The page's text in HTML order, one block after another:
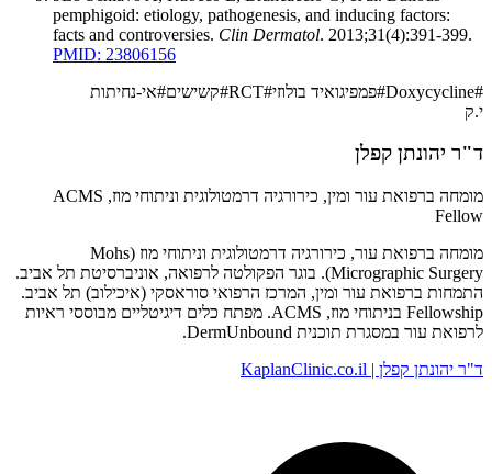
pemphigoid: etiology, pathogenesis, and inducing factors:
facts and controversies. Clin Dermatol. 2013;31(4):391-399.
PMID: 23806156
#
Doxycycline
#פמפיגואיד בולוזי#
RCT
#קשישים#אי-נחיתות
י.ק
ד"ר יהונתן קפלן
מומחה ברפואת עור ומין, כירורגיה דרמטולוגית וניתוחי מוז, ACMS
Fellow
מומחה ברפואת עור, כירורגיה דרמטולוגית וניתוחי מוז (Mohs
Micrographic Surgery). בוגר הפקולטה לרפואה, אוניברסיטת תל אביב.
התמחות ברפואת עור ומין, המרכז הרפואי סוראסקי (איכילוב) תל אביב.
Fellowship בניתוחי מוז, ACMS. מפתח כלים דיגיטליים מבוססי ראיות
לרפואת עור במסגרת תוכנית DermUnbound.
ד"ר יהונתן קפלן | KaplanClinic.co.il